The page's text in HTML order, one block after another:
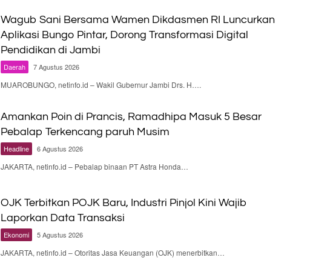
Wagub Sani Bersama Wamen Dikdasmen RI Luncurkan
Aplikasi Bungo Pintar, Dorong Transformasi Digital
Pendidikan di Jambi
Daerah 7 Agustus 2026
MUAROBUNGO, netinfo.id – Wakil Gubernur Jambi Drs. H….
Amankan Poin di Prancis, Ramadhipa Masuk 5 Besar
Pebalap Terkencang paruh Musim
Headline 6 Agustus 2026
JAKARTA, netinfo.id – Pebalap binaan PT Astra Honda…
OJK Terbitkan POJK Baru, Industri Pinjol Kini Wajib
Laporkan Data Transaksi
Ekonomi 5 Agustus 2026
JAKARTA, netinfo.id – Otoritas Jasa Keuangan (OJK) menerbitkan…